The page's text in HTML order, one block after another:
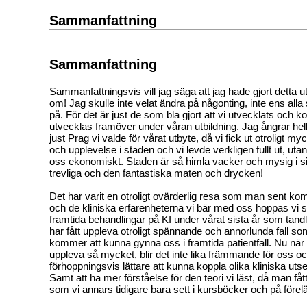
Sammanfattning
Sammanfattning
Sammanfattningsvis vill jag säga att jag hade gjort detta
om! Jag skulle inte velat ändra på någonting, inte ens
på. För det är just de som bla gjort att vi utvecklats och
utvecklas framöver under våran utbildning. Jag ångrar
just Prag vi valde för vårat utbyte, då vi fick ut otroligt
och upplevelse i staden och vi levde verkligen fullt ut,
oss ekonomiskt. Staden är så himla vacker och mysig i
trevliga och den fantastiska maten och drycken!
Det har varit en otroligt ovärderlig resa som man sent
och de kliniska erfarenheterna vi bär med oss hoppas vi
framtida behandlingar på KI under vårat sista år som
har fått uppleva otroligt spännande och annorlunda fall
kommer att kunna gynna oss i framtida patientfall. Nu
uppleva så mycket, blir det inte lika främmande för oss
förhoppningsvis lättare att kunna koppla olika kliniska
Samt att ha mer förståelse för den teori vi läst, då man
som vi annars tidigare bara sett i kursböcker och på